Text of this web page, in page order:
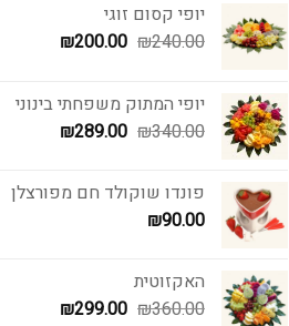
יופי קסום זוגי
₪240.00
המחיר
₪240.00.
₪200.00 המחיר
₪200.00.
יופי המתוק משפחתי בינוני
₪340.00
המחיר
₪340.00.
₪289.00 המחיר
₪289.00.
פונדו שוקולד חם מפורצלן
₪90.00
האקזוטית
₪360.00
המחיר ₪299.00 המחיר